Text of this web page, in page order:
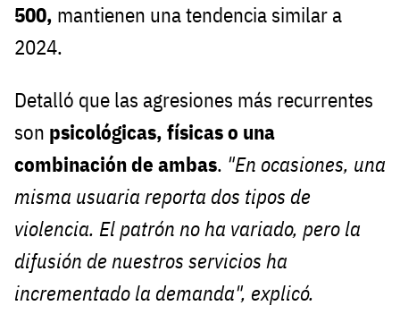
500, mantienen una tendencia similar a
2024.
Detalló que las agresiones más recurrentes
son psicológicas, físicas o una
combinación de ambas. "En ocasiones, una
misma usuaria reporta dos tipos de
violencia. El patrón no ha variado, pero la
difusión de nuestros servicios ha
incrementado la demanda", explicó.